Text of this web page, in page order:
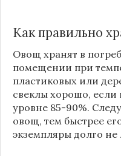
Как правильно
Овощ хранят в
помещении при
пластиковых или
свеклы хорошо, если
уровне 85-90%.
овощ, тем быстрее
экземпляры долго не